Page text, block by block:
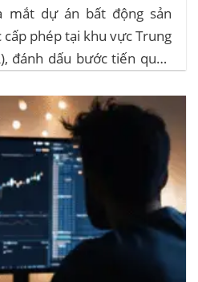
mắt dự án bất động sản
phép tại khu vực Trung
đánh dấu bước tiến quan
Dự án này là...